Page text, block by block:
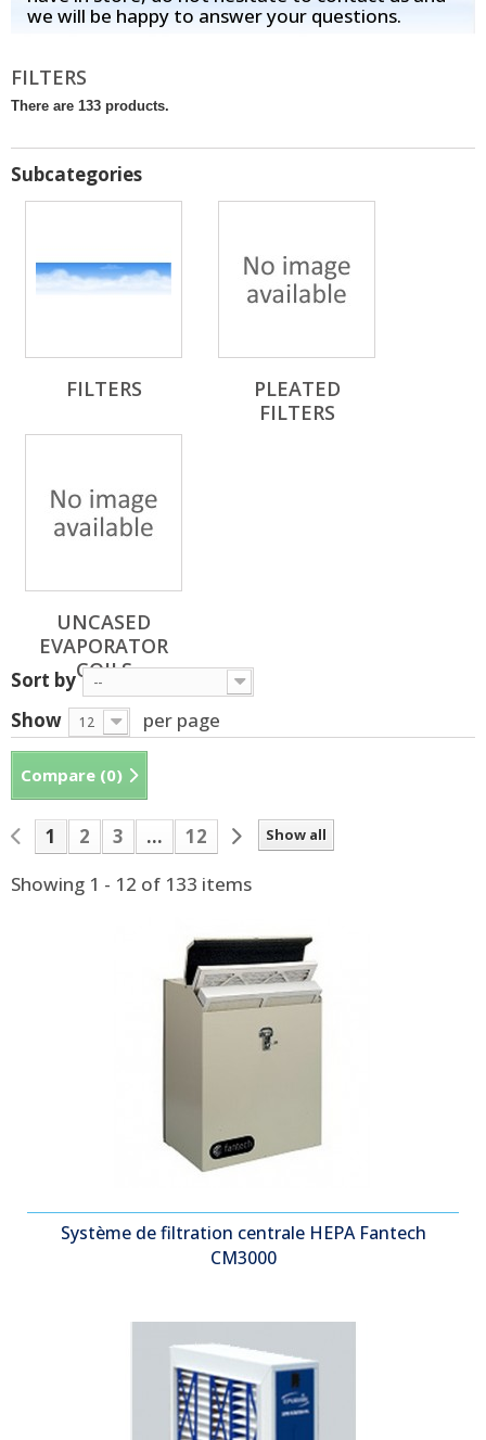
we will be happy to answer your questions.
FILTERS
There are 133 products.
Subcategories
FILTERS
PLEATED
FILTERS
UNCASED
EVAPORATOR
COILS
Sort by --
Show 12 per page
Compare (0)
Show all
1 2 3 ...
12
Showing 1 - 12 of 133 items
Système de filtration centrale HEPA Fantech
CM3000